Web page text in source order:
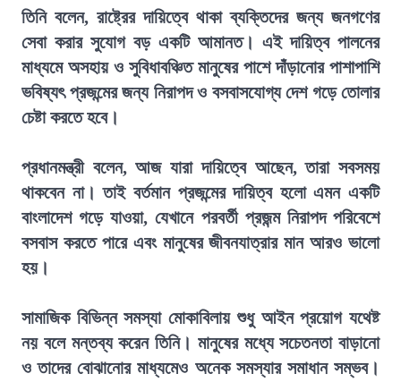
তিনি বলেন, রাষ্ট্রের দায়িত্বে থাকা ব্যক্তিদের জন্য জনগণের
সেবা করার সুযোগ বড় একটি আমানত। এই দায়িত্ব পালনের
মাধ্যমে অসহায় ও সুবিধাবঞ্চিত মানুষের পাশে দাঁড়ানোর পাশাপাশি
ভবিষ্যৎ প্রজন্মের জন্য নিরাপদ ও বসবাসযোগ্য দেশ গড়ে তোলার
চেষ্টা করতে হবে।
প্রধানমন্ত্রী বলেন, আজ যারা দায়িত্বে আছেন, তারা সবসময়
থাকবেন না। তাই বর্তমান প্রজন্মের দায়িত্ব হলো এমন একটি
বাংলাদেশ গড়ে যাওয়া, যেখানে পরবর্তী প্রজন্ম নিরাপদ পরিবেশে
বসবাস করতে পারে এবং মানুষের জীবনযাত্রার মান আরও ভালো
হয়।
সামাজিক বিভিন্ন সমস্যা মোকাবিলায় শুধু আইন প্রয়োগ যথেষ্ট
নয় বলে মন্তব্য করেন তিনি। মানুষের মধ্যে সচেতনতা বাড়ানো
ও তাদের বোঝানোর মাধ্যমেও অনেক সমস্যার সমাধান সম্ভব।